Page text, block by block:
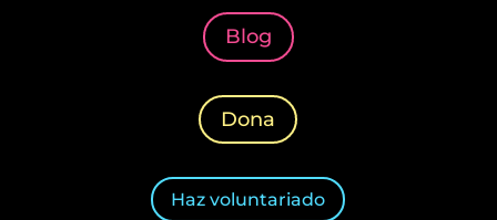
Blog
Dona
Haz voluntariado